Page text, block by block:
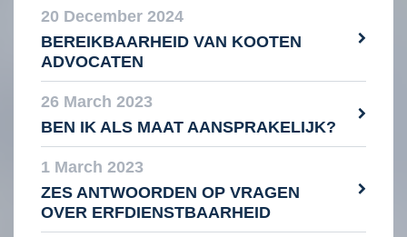
20 December 2024
BEREIKBAARHEID VAN KOOTEN
ADVOCATEN
26 March 2023
BEN IK ALS MAAT AANSPRAKELIJK?
1 March 2023
ZES ANTWOORDEN OP VRAGEN
OVER ERFDIENSTBAARHEID